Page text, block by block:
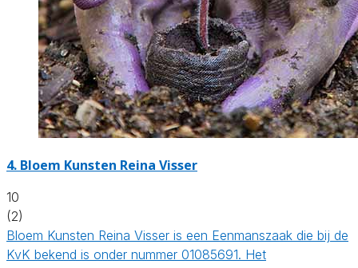
4. Bloem Kunsten Reina Visser
10
(2)
Bloem Kunsten Reina Visser is een Eenmanszaak die bij de
KvK bekend is onder nummer 01085691. Het